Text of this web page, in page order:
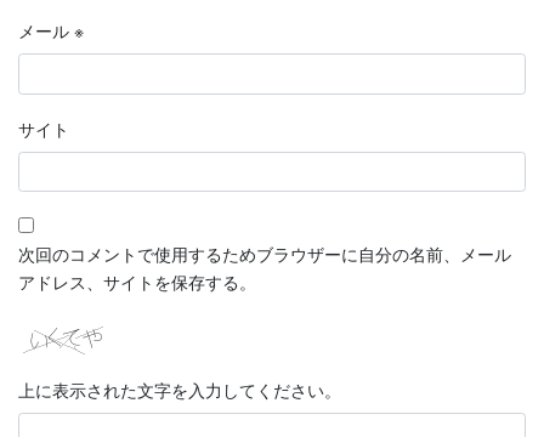
メール ※
サイト
次回のコメントで使用するためブラウザーに自分の名前、メール
アドレス、サイトを保存する。
上に表示された文字を入力してください。